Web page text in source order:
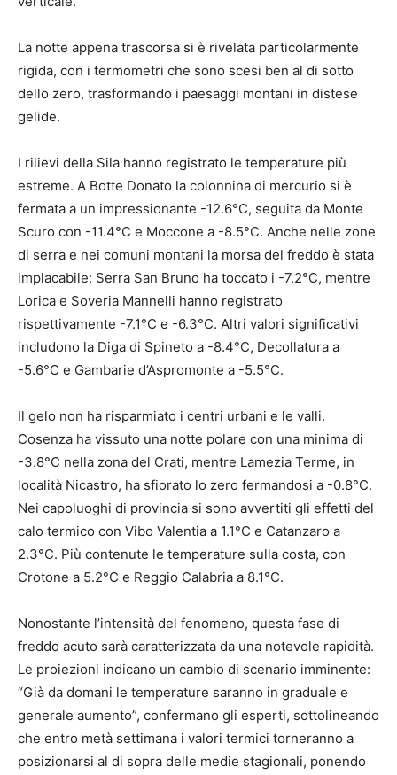
La notte appena trascorsa si è rivelata particolarmente
rigida, con i termometri che sono scesi ben al di sotto
dello zero, trasformando i paesaggi montani in distese
gelide.
I rilievi della Sila hanno registrato le temperature più
estreme. A Botte Donato la colonnina di mercurio si è
fermata a un impressionante -12.6°C, seguita da Monte
Scuro con -11.4°C e Moccone a -8.5°C. Anche nelle zone
di serra e nei comuni montani la morsa del freddo è stata
implacabile: Serra San Bruno ha toccato i -7.2°C, mentre
Lorica e Soveria Mannelli hanno registrato
rispettivamente -7.1°C e -6.3°C. Altri valori significativi
includono la Diga di Spineto a -8.4°C, Decollatura a
-5.6°C e Gambarie d’Aspromonte a -5.5°C.
Il gelo non ha risparmiato i centri urbani e le valli.
Cosenza ha vissuto una notte polare con una minima di
-3.8°C nella zona del Crati, mentre Lamezia Terme, in
località Nicastro, ha sfiorato lo zero fermandosi a -0.8°C.
Nei capoluoghi di provincia si sono avvertiti gli effetti del
calo termico con Vibo Valentia a 1.1°C e Catanzaro a
2.3°C. Più contenute le temperature sulla costa, con
Crotone a 5.2°C e Reggio Calabria a 8.1°C.
Nonostante l’intensità del fenomeno, questa fase di
freddo acuto sarà caratterizzata da una notevole rapidità.
Le proiezioni indicano un cambio di scenario imminente:
“Già da domani le temperature saranno in graduale e
generale aumento”, confermano gli esperti, sottolineando
che entro metà settimana i valori termici torneranno a
posizionarsi al di sopra delle medie stagionali, ponendo